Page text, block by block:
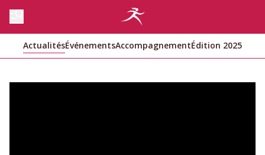
ActualitésÉvénementsAccompagnementÉdition 2025